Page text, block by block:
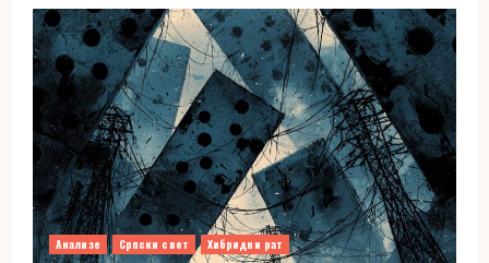
Анализе Српски свет Хибридни рат